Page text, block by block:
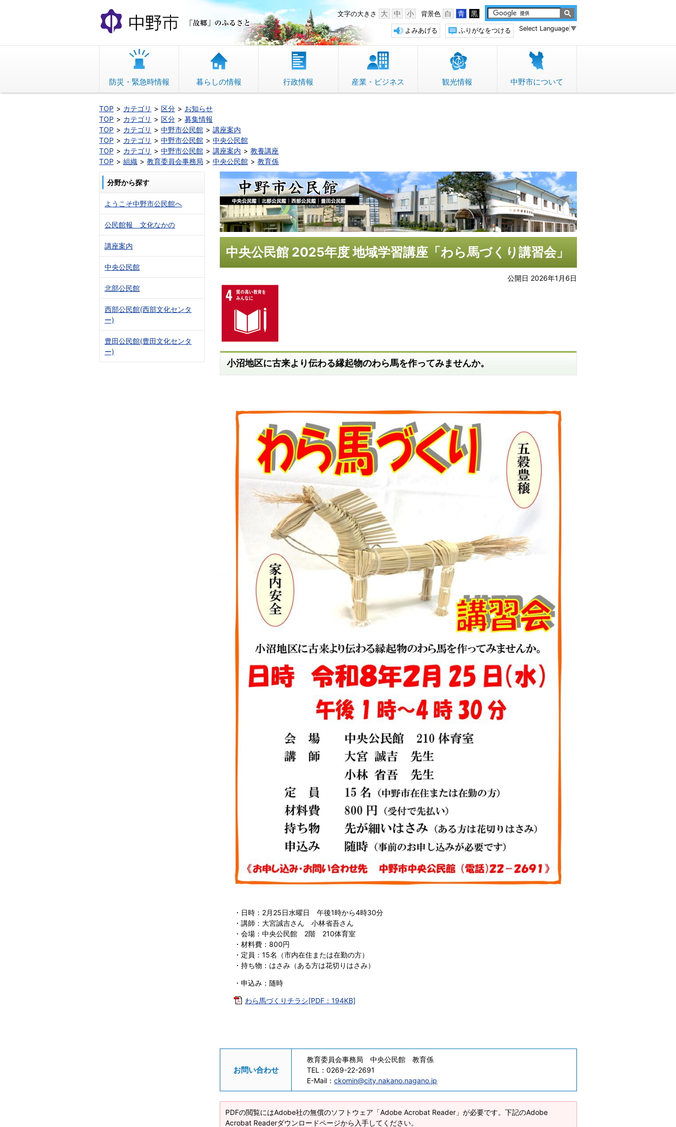
文
へ
動
中野市 「故郷」のふるさと 背景色 白 青 黒
文字の大きさ 大 中 小
Select Language ▼
ふりがなをつける
よみあげる
防災・緊急時情報 暮らしの情報 行政情報 産業・ビジネス 観光情報 中野市について
TOP カテゴリ 区分
お知らせ
TOP
カテゴリ 区分
募集情報
TOP
カテゴリ 中野市公民館
講座案内
TOP
カテゴリ 中野市公民館
中央公民館
TOP
カテゴリ 中野市公民館 講座案内
教養講座
TOP
組織 教育委員会事務局 中央公民館 教育係
中央公民館 2025年度 地域学習講座「わら馬づくり講習会」
公開日 2026年1月6日
小沼地区に古来より伝わる縁起物のわら馬を作ってみませんか。
・日時：2月25日水曜日 午後1時から4時30分
・講師：大宮誠吉さん 小林省吾さん
・会場：中央公民館 2階 210体育室
・材料費：800円
・定員：15名（市内在住または在勤の方）
・持ち物：はさみ（ある方は花切りはさみ）
・申込み：随時
わら馬づくりチラシ[PDF：194KB]
お問い合わせ
教育委員会事務局 中央公民館 教育係
TEL：0269-22-2691
E-Mail：ckomin@city.nakano.nagano.jp
PDFの閲覧にはAdobe社の無償のソフトウェア「Adobe Acrobat Reader」が必要です。下記のAdobe
Acrobat Readerダウンロードページから入手してください。
分野から探す
ようこそ中野市公民館へ
公民館報 文化なかの
講座案内
中央公民館
北部公民館
西部公民館(西部文化センタ
ー)
豊田公民館(豊田文化センタ
ー)